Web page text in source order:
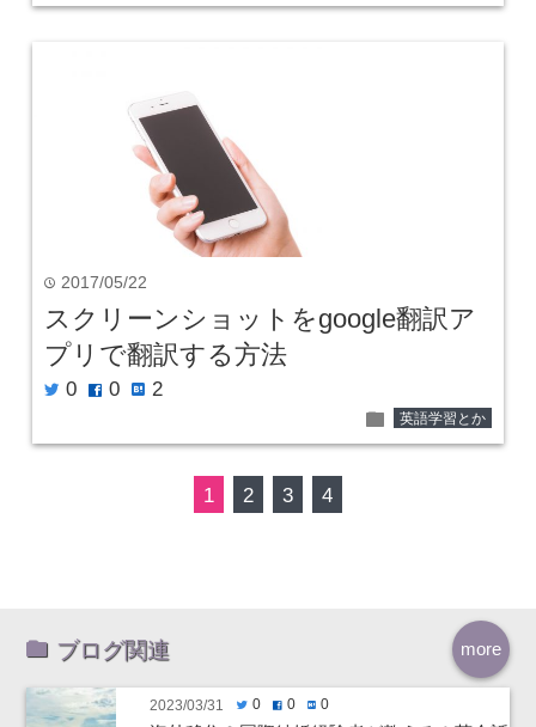
time 2017/05/22
スクリーンショットをgoogle翻訳ア
プリで翻訳する方法
twitter 0 facebook 0 hatenabookmark 2
folder 英語学習とか
1 2 3 4
more
ブログ関連
2023/03/31 twitter0 facebook0 hatenabookmark0